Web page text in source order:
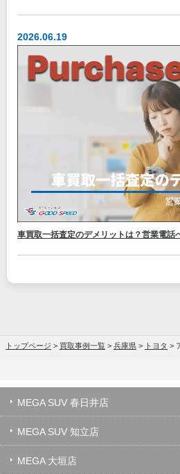
2026.06.19
車買取一括査定のデメリットは？営業電話
トップページ > 買取事例一覧 > 兵庫県 > トヨタ >
MEGA SUV 春日井店
MEGA SUV 知立店
MEGA 大垣店